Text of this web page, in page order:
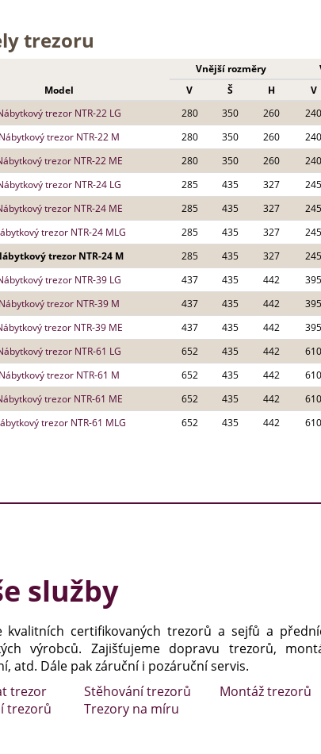
trezoru
Model
Vnější rozměry
V
Š H V
trezor NTR-22 LG
280 350 260 240
Nábytkový trezor NTR-22 M
280 350 260 240
trezor NTR-22 ME
280 350 260 240
trezor NTR-24 LG
285 435 327 245
trezor NTR-24 ME
285 435 327 245
trezor NTR-24 MLG
285 435 327 245
trezor NTR-24 M
285 435 327 245
trezor NTR-39 LG
437 435 442 395
Nábytkový trezor NTR-39 M
437 435 442 395
trezor NTR-39 ME
437 435 442 395
trezor NTR-61 LG
652 435 442 610
Nábytkový trezor NTR-61 M
652 435 442 610
trezor NTR-61 ME
652 435 442 610
trezor NTR-61 MLG
652 435 442 610
služby
kvalitních certifikovaných trezorů a sejfů a
výrobců. Zajišťujeme dopravu trezorů,
atd. Dále pak záruční i pozáruční servis.
trezor
Stěhování trezorů
Montáž trezorů
trezorů
Trezory na míru